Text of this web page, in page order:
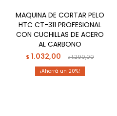
MAQUINA DE CORTAR PELO
HTC CT-311 PROFESIONAL
CON CUCHILLAS DE ACERO
AL CARBONO
$ 1.032,00 $1.290,00
20